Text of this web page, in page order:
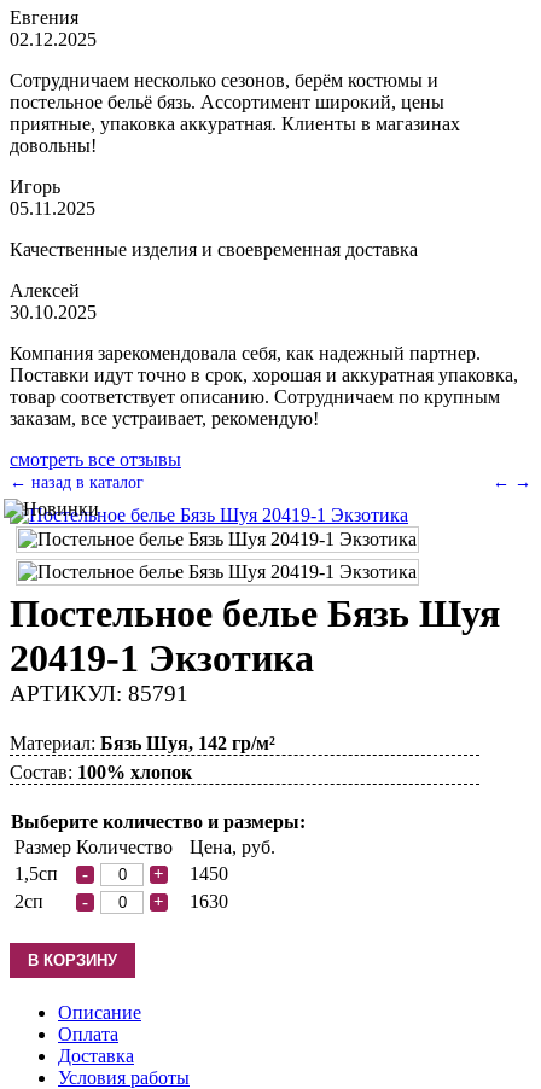
Евгения
02.12.2025
Сотрудничаем несколько сезонов, берём костюмы и
постельное бельё бязь. Ассортимент широкий, цены
приятные, упаковка аккуратная. Клиенты в магазинах
довольны!
Игорь
05.11.2025
Качественные изделия и своевременная доставка
Алексей
30.10.2025
Компания зарекомендовала себя, как надежный партнер.
Поставки идут точно в срок, хорошая и аккуратная упаковка,
товар соответствует описанию. Сотрудничаем по крупным
заказам, все устраивает, рекомендую!
смотреть все отзывы
← →
← назад в каталог
Постельное белье Бязь Шуя
20419-1 Экзотика
АРТИКУЛ: 85791
Материал: Бязь Шуя, 142 гр/м²
Состав: 100% хлопок
Выберите количество и размеры:
Размер Количество
Цена, руб.
1,5сп
- +
1450
2сп
- + 1630
Описание
Оплата
Доставка
Условия работы